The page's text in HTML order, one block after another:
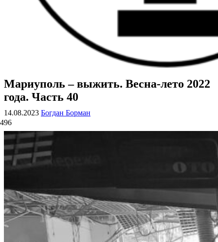
ВОЕННЫЕ СТРАНИЦЫ
СТАТЬИ ВОЕННОЙ ТЕМАТИКИ
Мариуполь – выжить. Весна-лето 2022
года. Часть 40
14.08.2023 Богдан Борман
496